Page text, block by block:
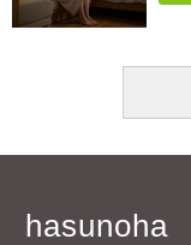
hasunoha